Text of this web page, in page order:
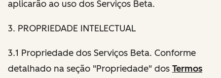
aplicarão ao uso dos Serviços Beta.
3. PROPRIEDADE INTELECTUAL
3.1 Propriedade dos Serviços Beta. Conforme
detalhado na seção "Propriedade" dos Termos